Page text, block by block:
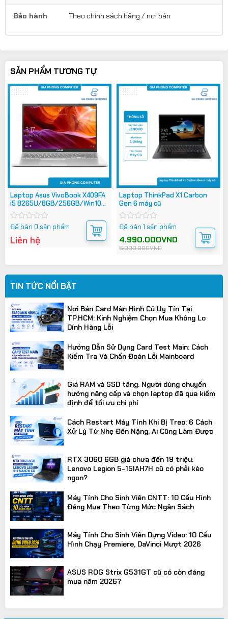
Bảo hành Theo chính sách hãng / nơi bán
SẢN PHẨM TƯƠNG TỰ
Laptop Asus VivoBook X409FA
i5 8265U/8GB/256GB/Win10
(EK138T)
Được
hạng
Đã bán 0 sản phẩm
Liên hệ
Laptop ThinkPad X1 Carbon
Gen 6 máy cũ
Được
hạng
0
Đã bán 1 sản phẩm
5.990.000VND
Giá
gốc
là:
4.990.000VND
Giá
hiện
tại
TIN TỨC NỔI BẬT
Nơi Bán Card Màn Hình Cũ Uy Tín Tại
TP.HCM: Kinh Nghiệm Chọn Mua Không Lo
Dính Hàng Lỗi
Hướng Dẫn Sử Dụng Card Test Main: Cách
Kiểm Tra Và Chẩn Đoán Lỗi Mainboard
Giá RAM và SSD tăng: Người dùng chuyển
hướng nâng cấp và chọn laptop đã qua kiểm
định để tối ưu chi phí
Cách Restart Máy Tính Khi Bị Treo: 6 Cách
Xử Lý Từ Nhẹ Đến Nặng, Ai Cũng Làm Được
RTX 3060 6GB giá chưa đến 19 triệu:
Lenovo Legion 5-15IAH7H cũ có phải kèo
ngon?
Máy Tính Cho Sinh Viên CNTT: 10 Cấu Hình
Đáng Mua Theo Từng Mức Ngân Sách
Máy Tính Cho Sinh Viên Dựng Video: 10 Cấu
Hình Chạy Premiere, DaVinci Mượt 2026
ASUS ROG Strix G531GT cũ có còn đáng
mua năm 2026?